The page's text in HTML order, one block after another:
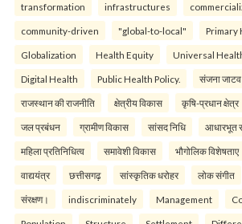
transformation infrastructures
community-driven "global-to-local" Primary
Globalization Health Equity Universal
Digital Health Public Health Policy. संजना जाटव
राजस्थान की राजनीति क्षेत्रीय विकास कृषि-प्रधान क्षेत्र
जल प्रबंधन ग्रामीण विकास सांसद निधि आधारभूत
महिला प्रतिनिधित्व समावेशी विकास भौगोलिक विशेषताए
वाद्ययंत्र छत्तीसगढ़ सांस्कृतिक धरोहर लोक संगीत
संरक्षण। indiscriminately Management